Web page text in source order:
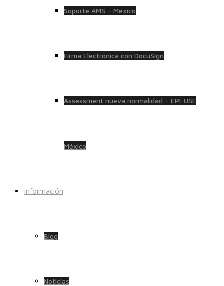
Soporte AMS – México
Firma Electrónica con DocuSign
Assessment nueva normalidad – EPI-USE
México
Información
Blog
Noticias